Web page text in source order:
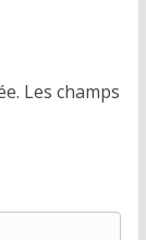
Les champs